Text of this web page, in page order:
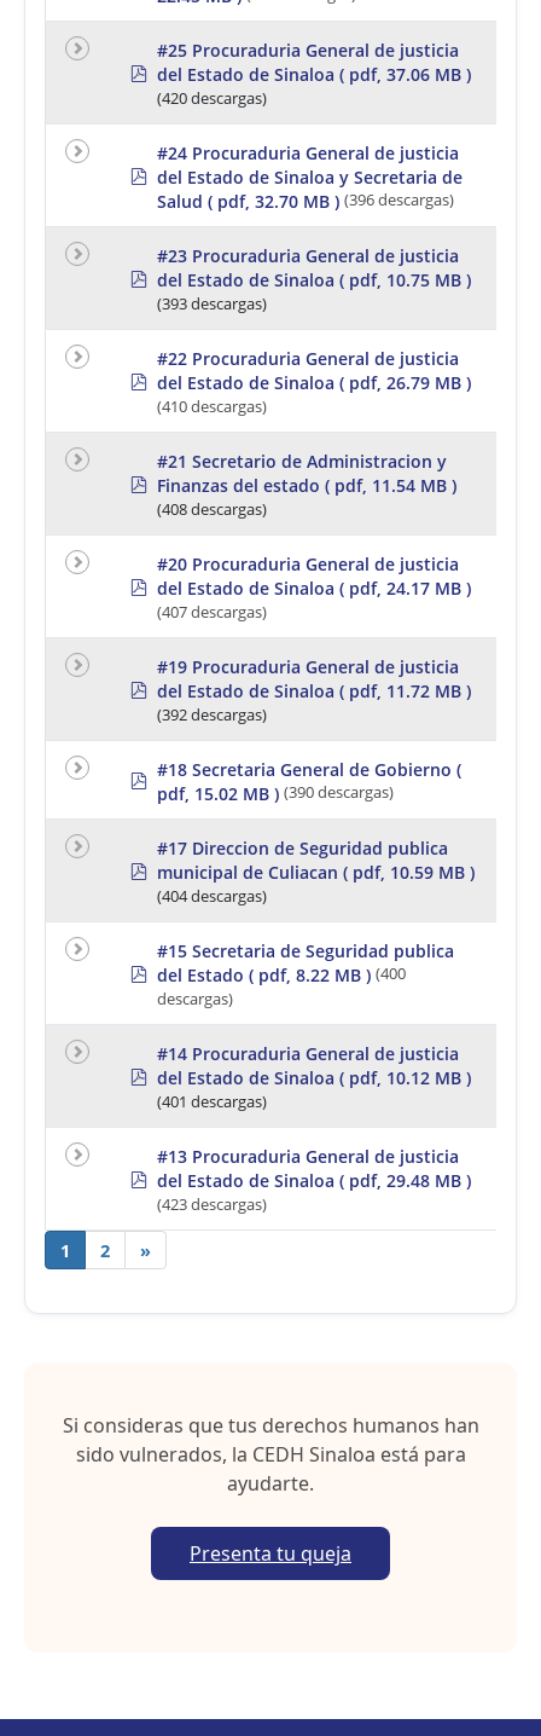
f
p
#25 Procuraduria General de justicia
del Estado de Sinaloa ( pdf, 37.06 MB )
(420 descargas)
p
#24 Procuraduria General de justicia
del Estado de Sinaloa y Secretaria de
Salud ( pdf, 32.70 MB ) (396 descargas)
p
#23 Procuraduria General de justicia
del Estado de Sinaloa ( pdf, 10.75 MB )
(393 descargas)
p
#22 Procuraduria General de justicia
del Estado de Sinaloa ( pdf, 26.79 MB )
(410 descargas)
p
#21 Secretario de Administracion y
Finanzas del estado ( pdf, 11.54 MB )
(408 descargas)
p
#20 Procuraduria General de justicia
del Estado de Sinaloa ( pdf, 24.17 MB )
(407 descargas)
p
#19 Procuraduria General de justicia
del Estado de Sinaloa ( pdf, 11.72 MB )
(392 descargas)
p
f
#18 Secretaria General de Gobierno (
pdf, 15.02 MB ) (390 descargas)
p
#17 Direccion de Seguridad publica
municipal de Culiacan ( pdf, 10.59 MB )
(404 descargas)
p
#15 Secretaria de Seguridad publica
del Estado ( pdf, 8.22 MB ) (400
descargas)
p
#14 Procuraduria General de justicia
del Estado de Sinaloa ( pdf, 10.12 MB )
(401 descargas)
p
#13 Procuraduria General de justicia
del Estado de Sinaloa ( pdf, 29.48 MB )
(423 descargas)
1 2 »
Si consideras que tus derechos humanos han
sido vulnerados, la CEDH Sinaloa está para
ayudarte.
Presenta tu queja